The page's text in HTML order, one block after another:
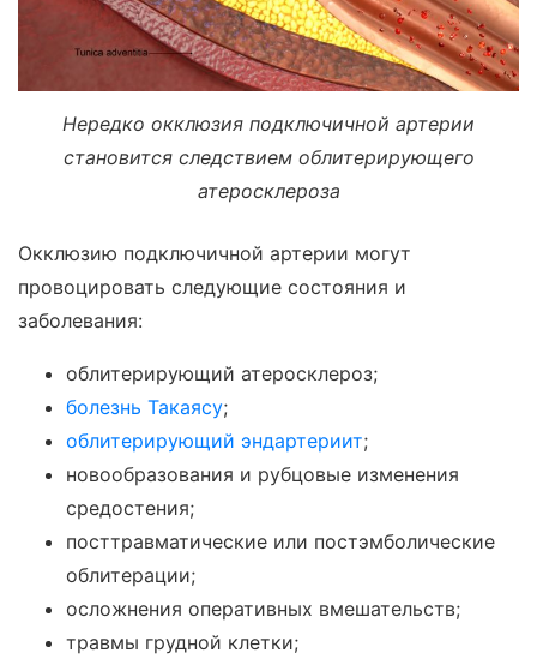
Нередко окклюзия подключичной артерии
становится следствием облитерирующего
атеросклероза
Окклюзию подключичной артерии могут
провоцировать следующие состояния и
заболевания:
облитерирующий атеросклероз;
болезнь Такаясу;
облитерирующий эндартериит;
новообразования и рубцовые изменения
средостения;
посттравматические или постэмболические
облитерации;
осложнения оперативных вмешательств;
травмы грудной клетки;